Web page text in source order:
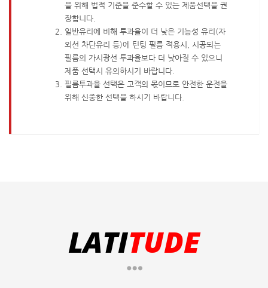
을 위해 법적 기준을 준수할 수 있는 제품선택을 권
장합니다.
일반유리에 비해 투과율이 더 낮은 기능성 유리(자
외선 차단유리 등)에 틴팅 필름 적용시, 시공되는
필름의 가시광선 투과율보다 더 낮아질 수 있으니
제품 선택시 유의하시기 바랍니다.
필름투과율 선택은 고객의 몫이므로 안전한 운전을
위해 신중한 선택을 하시기 바랍니다.
LATITUDE